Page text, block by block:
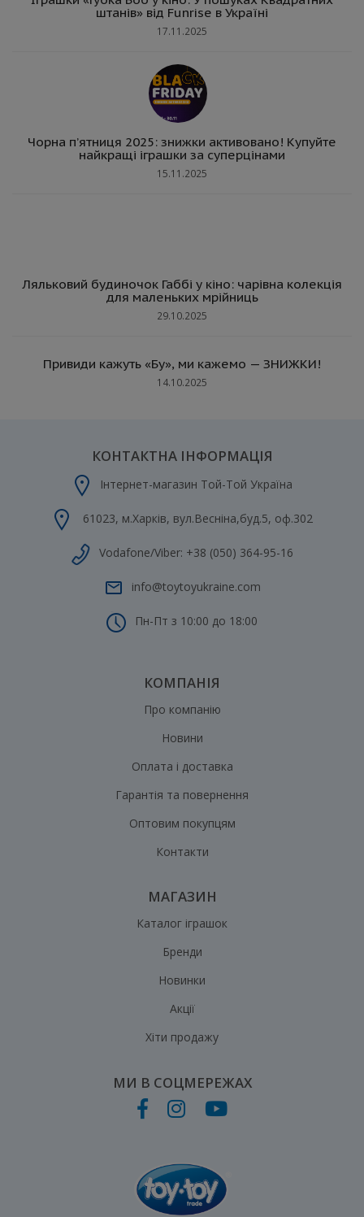
штанів» від Funrise в Україні
17.11.2025
Чорна п’ятниця 2025: знижки активовано! Купуйте
найкращі іграшки за суперцінами
15.11.2025
Ляльковий будиночок Габбі у кіно: чарівна колекція
для маленьких мрійниць
29.10.2025
Привиди кажуть «Бу», ми кажемо — ЗНИЖКИ!
14.10.2025
КОНТАКТНА ІНФОРМАЦІЯ
Інтернет-магазин Той-Той Україна
61023, м.Харків, вул.Весніна,буд.5, оф.302
Vodafone/Viber: +38 (050) 364-95-16
info@toytoyukraine.com
Пн-Пт з 10:00 до 18:00
КОМПАНІЯ
Про компанію
Новини
Оплата і доставка
Гарантія та повернення
Оптовим покупцям
Контакти
МАГАЗИН
Каталог іграшок
Бренди
Новинки
Акції
Хіти продажу
МИ В СОЦМЕРЕЖАХ